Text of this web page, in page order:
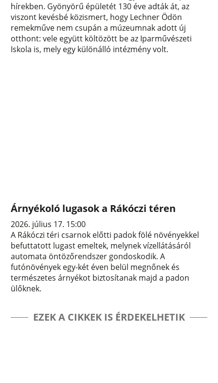
hírekben. Gyönyörű épületét 130 éve adták át, az
viszont kevésbé közismert, hogy Lechner Ödön
remekműve nem csupán a múzeumnak adott új
otthont: vele együtt költözött be az Iparművészeti
Iskola is, mely egy különálló intézmény volt.
Árnyékoló lugasok a Rákóczi téren
2026. július 17. 15:00
A Rákóczi téri csarnok előtti padok fölé növényekkel
befuttatott lugast emeltek, melynek vízellátásáról
automata öntözőrendszer gondoskodik. A
futónövények egy-két éven belül megnőnek és
természetes árnyékot biztosítanak majd a padon
ülőknek.
EZEK A CIKKEK IS ÉRDEKELHETIK